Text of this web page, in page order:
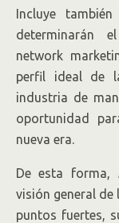
Incluye
determinarán
network
perfil ideal de
industria de
oportunidad
nueva era.
De esta forma,
visión general
puntos fuertes,